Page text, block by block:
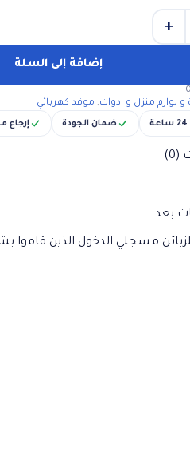
+
إضافة إلى السلة
و لوازم منزل و ادوات, موقد كهربائي
ضمان الجودة إرجاع
بعد.
مسجلي الدخول الذين قاموا